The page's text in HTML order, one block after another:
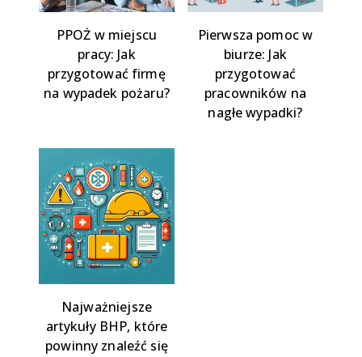
PPOŻ w miejscu
pracy: Jak
przygotować firmę
na wypadek pożaru?
Pierwsza pomoc w
biurze: Jak
przygotować
pracowników na
nagłe wypadki?
Najważniejsze
artykuły BHP, które
powinny znaleźć się